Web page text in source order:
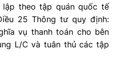
theo tập quán quốc tế
25 Thông tư quy định:
vụ thanh toán cho bên
L/C và tuân thủ các tập